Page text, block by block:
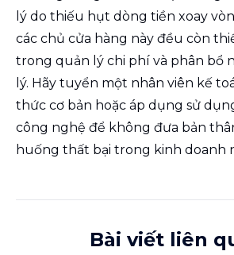
lý do thiếu hụt dòng tiền xoay
các chủ cửa hàng này đều còn
trong quản lý chi phí và phân bổ
lý. Hãy tuyển một nhân viên kế
thức cơ bản hoặc áp dụng sử
công nghệ để không đưa bản
huống thất bại trong kinh doanh
Bài viết liên